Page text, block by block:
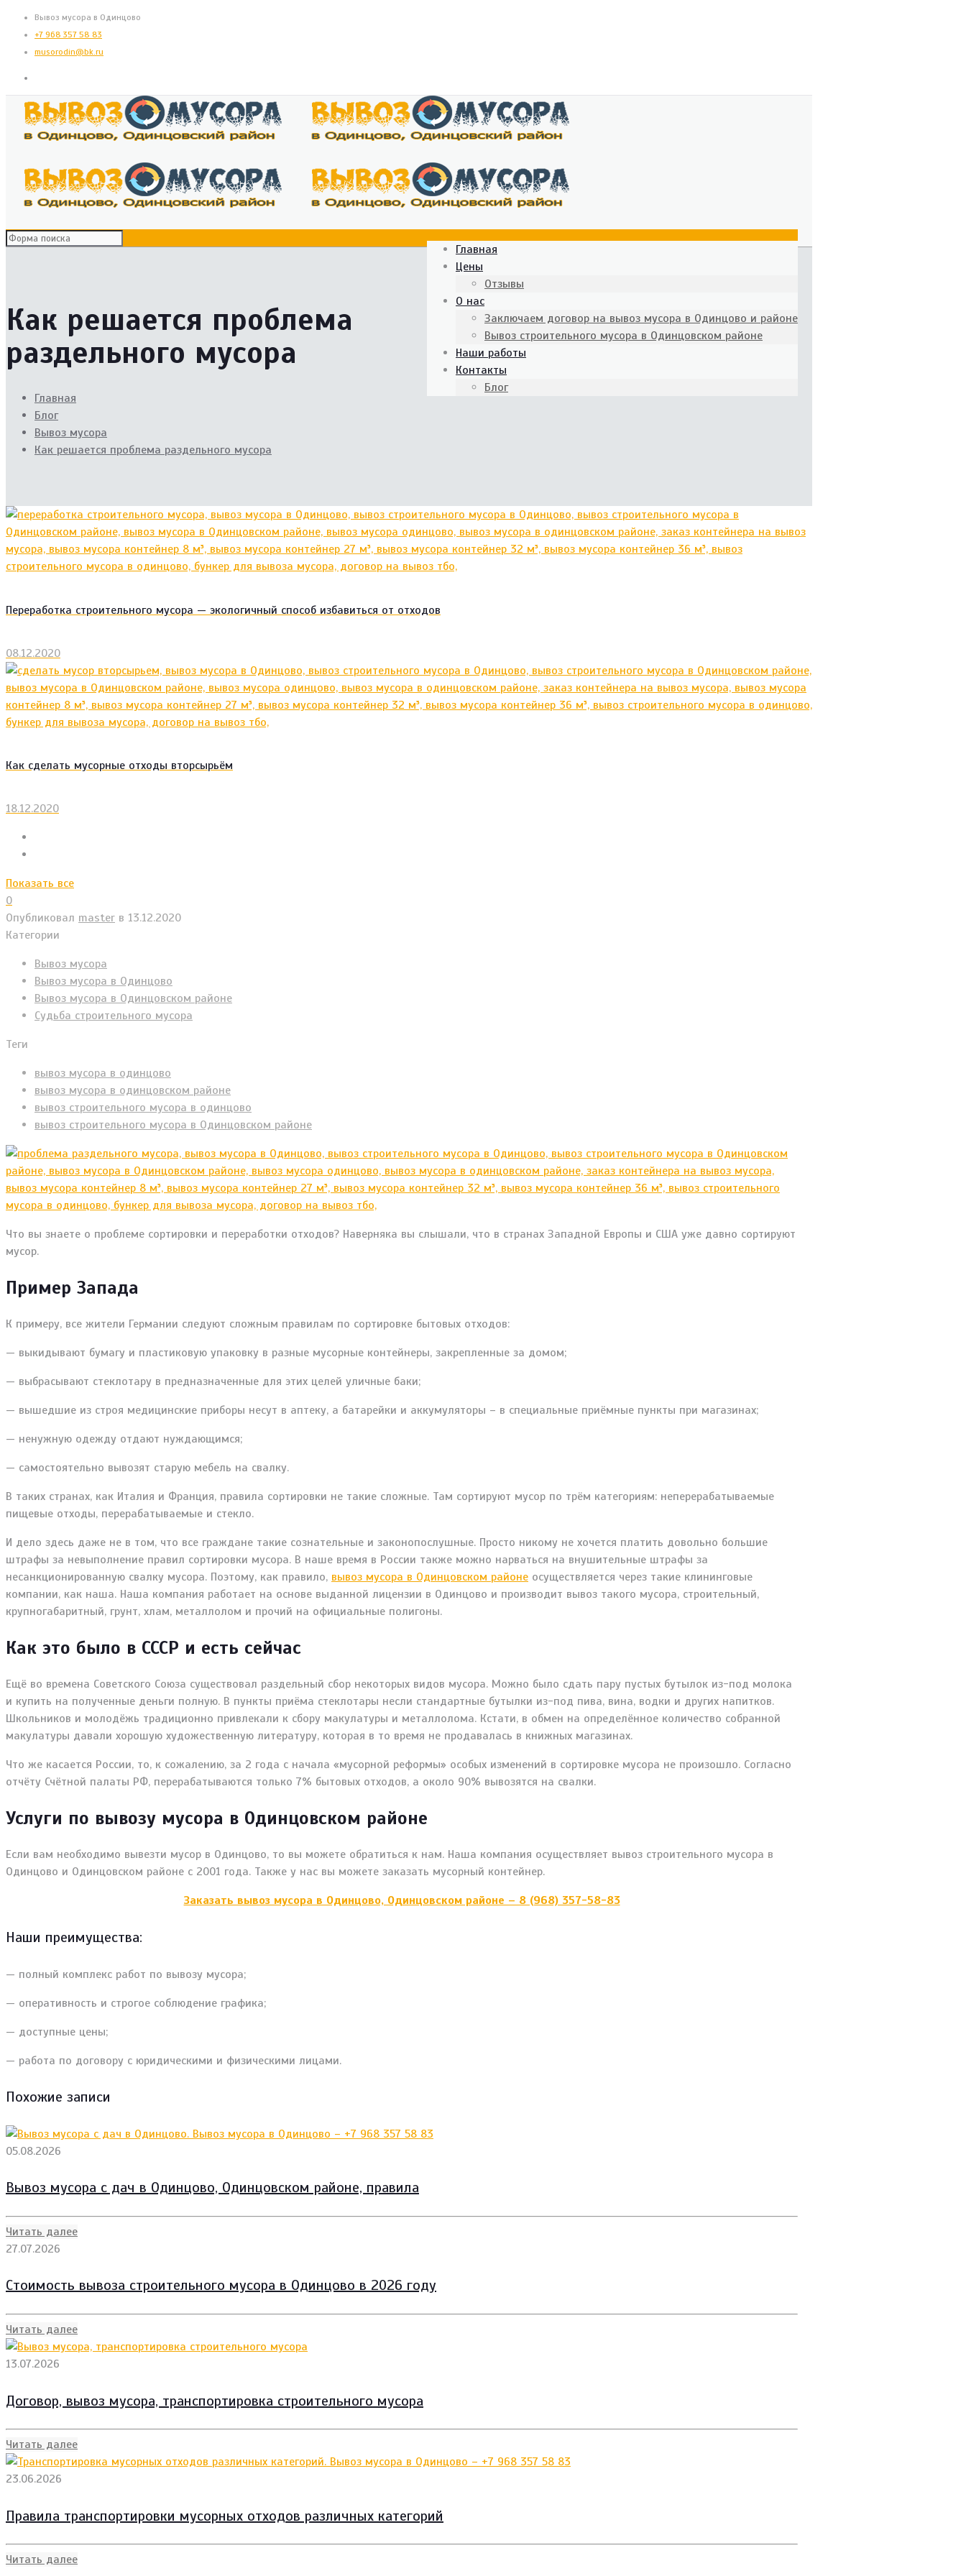
Вывоз мусора в Одинцово
+7 968 357 58 83
musorodin@bk.ru
Главная
Цены
Отзывы
О нас
Заключаем договор на вывоз мусора в Одинцово и районе
Вывоз строительного мусора в Одинцовском районе
Наши работы
Контакты
Блог
Как решается проблема
раздельного мусора
Главная
Блог
Вывоз мусора
Как решается проблема раздельного мусора
Переработка строительного мусора — экологичный способ избавиться от отходов
08.12.2020
Как сделать мусорные отходы вторсырьём
18.12.2020
Показать все
0
Опубликовал master в 13.12.2020
Категории
Вывоз мусора
Вывоз мусора в Одинцово
Вывоз мусора в Одинцовском районе
Судьба строительного мусора
Теги
вывоз мусора в одинцово
вывоз мусора в одинцовском районе
вывоз строительного мусора в одинцово
вывоз строительного мусора в Одинцовском районе
Что вы знаете о проблеме сортировки и переработки отходов? Наверняка вы слышали, что в странах Западной Европы и США уже давно сортируют
мусор.
Пример Запада
К примеру, все жители Германии следуют сложным правилам по сортировке бытовых отходов:
— выкидывают бумагу и пластиковую упаковку в разные мусорные контейнеры, закрепленные за домом;
— выбрасывают стеклотару в предназначенные для этих целей уличные баки;
— вышедшие из строя медицинские приборы несут в аптеку, а батарейки и аккумуляторы – в специальные приёмные пункты при магазинах;
— ненужную одежду отдают нуждающимся;
— самостоятельно вывозят старую мебель на свалку.
В таких странах, как Италия и Франция, правила сортировки не такие сложные. Там сортируют мусор по трём категориям: неперерабатываемые
пищевые отходы, перерабатываемые и стекло.
И дело здесь даже не в том, что все граждане такие сознательные и законопослушные. Просто никому не хочется платить довольно большие
штрафы за невыполнение правил сортировки мусора. В наше время в России также можно нарваться на внушительные штрафы за
несанкционированную свалку мусора. Поэтому, как правило, вывоз мусора в Одинцовском районе осуществляется через такие клининговые
компании, как наша. Наша компания работает на основе выданной лицензии в Одинцово и производит вывоз такого мусора, строительный,
крупногабаритный, грунт, хлам, металлолом и прочий на официальные полигоны.
Как это было в СССР и есть сейчас
Ещё во времена Советского Союза существовал раздельный сбор некоторых видов мусора. Можно было сдать пару пустых бутылок из-под молока
и купить на полученные деньги полную. В пункты приёма стеклотары несли стандартные бутылки из-под пива, вина, водки и других напитков.
Школьников и молодёжь традиционно привлекали к сбору макулатуры и металлолома. Кстати, в обмен на определённое количество собранной
макулатуры давали хорошую художественную литературу, которая в то время не продавалась в книжных магазинах.
Что же касается России, то, к сожалению, за 2 года с начала «мусорной реформы» особых изменений в сортировке мусора не произошло. Согласно
отчёту Счётной палаты РФ, перерабатываются только 7% бытовых отходов, а около 90% вывозятся на свалки.
Услуги по вывозу мусора в Одинцовском районе
Если вам необходимо вывезти мусор в Одинцово, то вы можете обратиться к нам. Наша компания осуществляет вывоз строительного мусора в
Одинцово и Одинцовском районе с 2001 года. Также у нас вы можете заказать мусорный контейнер.
Заказать вывоз мусора в Одинцово, Одинцовском районе – 8 (968) 357-58-83
Наши преимущества:
— полный комплекс работ по вывозу мусора;
— оперативность и строгое соблюдение графика;
— доступные цены;
— работа по договору с юридическими и физическими лицами.
Похожие записи
05.08.2026
Вывоз мусора с дач в Одинцово, Одинцовском районе, правила
Читать далее
27.07.2026
Стоимость вывоза строительного мусора в Одинцово в 2026 году
Читать далее
13.07.2026
Договор, вывоз мусора, транспортировка строительного мусора
Читать далее
23.06.2026
Правила транспортировки мусорных отходов различных категорий
Читать далее